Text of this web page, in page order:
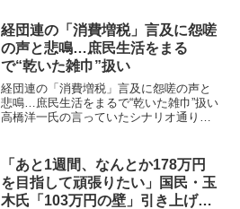
い。その分厚生年金保険料は高くなって
いる。「ニュースで制...
経団連の「消費増税」言及に怨嗟
の声と悲鳴…庶民生活をまる
で“乾いた雑巾”扱い
経団連の「消費増税」言及に怨嗟の声と
悲鳴…庶民生活をまるで“乾いた雑巾”扱い
高橋洋一氏の言っていたシナリオ通りに
家計は持たないよ》 ネット上では庶民
の怨嗟の声と悲鳴が溢...
「あと1週間、なんとか178万円
を目指して頑張りたい」国民・玉
木氏「103万円の壁」引き上げ…